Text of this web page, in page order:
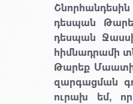
դեսպան
դեսպան
հիմնադրամի
Թարեք
զարգացման
ուրախ եմ, որ